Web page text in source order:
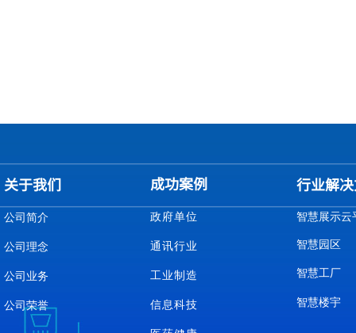
关于我们
公司简介
公司理念
公司业务
公司荣誉
成功案例
政府单位
通讯行业
工业制造
信息科技
行业解
智慧展示云
智慧园区
智慧工厂
智慧楼宇